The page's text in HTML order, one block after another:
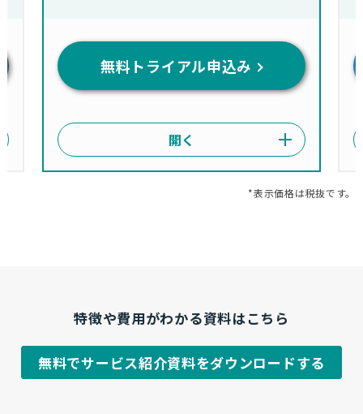
無料トライアル申込み
*表示価格は税抜です。
特徴や費用がわかる資料はこちら
無料でサービス紹介資料をダウンロードする